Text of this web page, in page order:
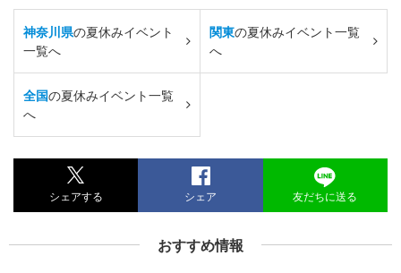
神奈川県の夏休みイベント
一覧へ
関東の夏休みイベント一覧
へ
全国の夏休みイベント一覧
へ
シェアする シェア 友だちに送る
おすすめ情報